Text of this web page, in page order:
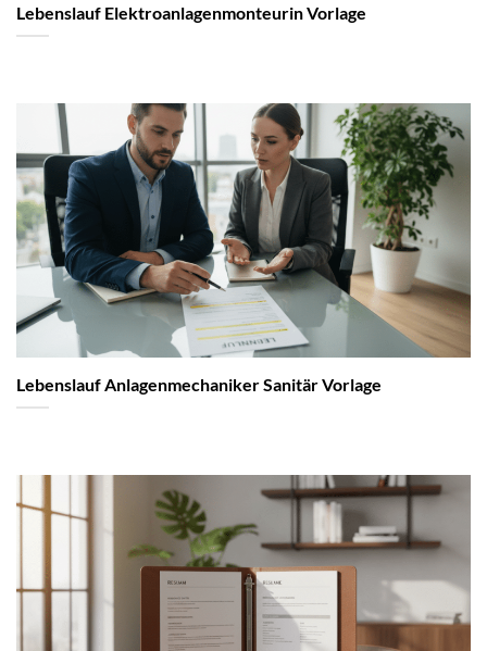
Lebenslauf Elektroanlagenmonteurin Vorlage
Lebenslauf Anlagenmechaniker Sanitär Vorlage